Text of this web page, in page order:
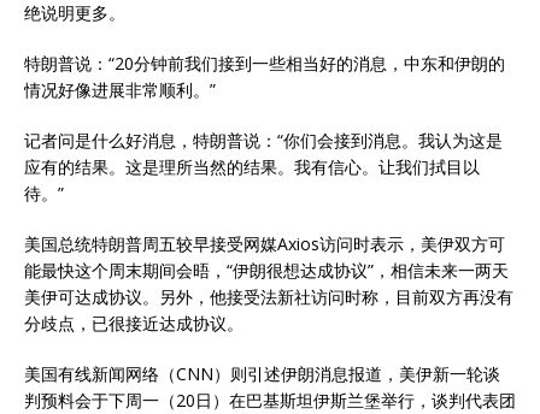
绝说明更多。
特朗普说：“20分钟前我们接到一些相当好的消息，中东和伊朗的
情况好像进展非常顺利。”
记者问是什么好消息，特朗普说：“你们会接到消息。我认为这是
应有的结果。这是理所当然的结果。我有信心。让我们拭目以
待。”
美国总统特朗普周五较早接受网媒Axios访问时表示，美伊双方可
能最快这个周末期间会晤，“伊朗很想达成协议”，相信未来一两天
美伊可达成协议。另外，他接受法新社访问时称，目前双方再没有
分歧点，已很接近达成协议。
美国有线新闻网络（CNN）则引述伊朗消息报道，美伊新一轮谈
判预料会于下周一（20日）在巴基斯坦伊斯兰堡举行，谈判代表团